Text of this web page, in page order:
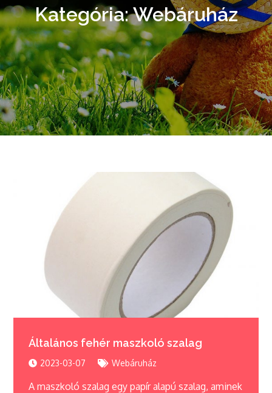
Kategória:Webáruház
Általános fehér maszkoló szalag
2023-03-07 Webáruház
A maszkoló szalag egy papír alapú szalag, aminek